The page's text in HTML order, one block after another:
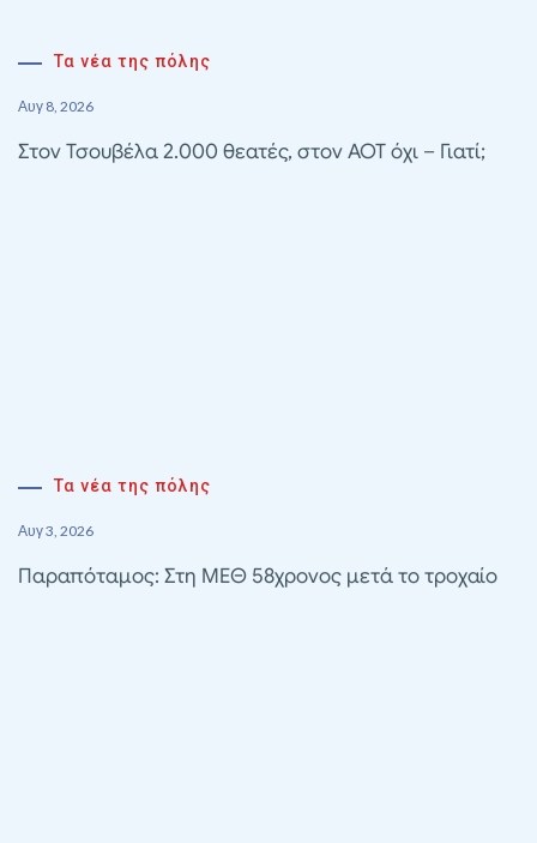
Τα νέα της πόλης
Αυγ 8, 2026
Στον Τσουβέλα 2.000 θεατές, στον ΑΟΤ όχι – Γιατί;
Τα νέα της πόλης
Αυγ 3, 2026
Παραπόταμος: Στη ΜΕΘ 58χρονος μετά το τροχαίο